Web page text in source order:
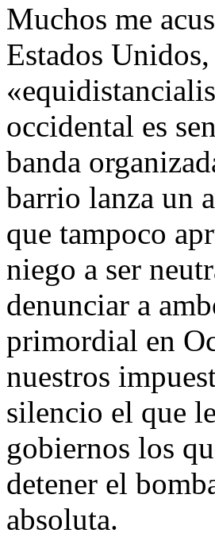
Muchos me
Estados
occidental es
banda
barrio lanza un
que tampoco
niego a ser
denunciar a
primordial en
nuestros
silencio el que
gobiernos los
detener el
absoluta.